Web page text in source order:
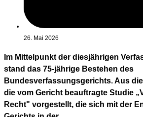
26. Mai 2026
Im Mittelpunkt der diesjährigen
stand das 75-jährige Bestehen des
Bundesverfassungsgerichts. Aus
die vom Gericht beauftragte Studie
Recht" vorgestellt, die sich mit der